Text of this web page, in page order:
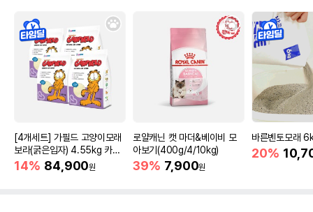
[4개세트] 가필드 고양이모래
보라(굵은입자) 4.55kg 카사
바모래
14% 84,900원
로얄캐닌 캣 마더&베이비 모
아보기(400g/4/10kg)
39% 7,900원
바른벤토모래
20%